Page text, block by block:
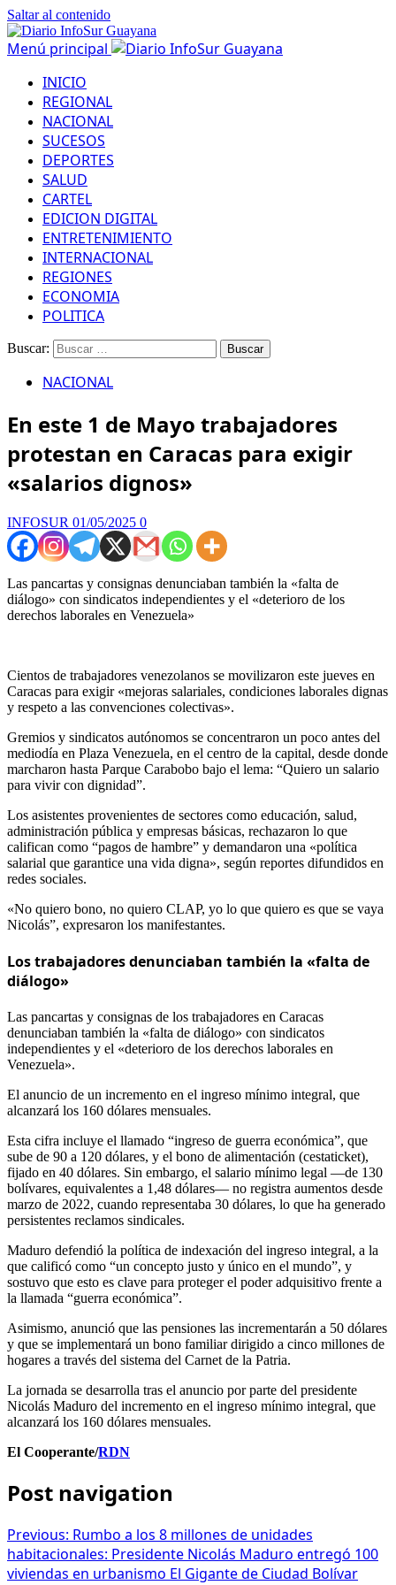
Saltar al contenido
Menú principal
INICIO
REGIONAL
NACIONAL
SUCESOS
DEPORTES
SALUD
CARTEL
EDICION DIGITAL
ENTRETENIMIENTO
INTERNACIONAL
REGIONES
ECONOMIA
POLITICA
Buscar:
NACIONAL
En este 1 de Mayo trabajadores
protestan en Caracas para exigir
«salarios dignos»
INFOSUR 01/05/2025 0
Las pancartas y consignas denunciaban también la «falta de
diálogo» con sindicatos independientes y el «deterioro de los
derechos laborales en Venezuela»
Cientos de trabajadores venezolanos se movilizaron este jueves en
Caracas para exigir «mejoras salariales, condiciones laborales dignas
y respeto a las convenciones colectivas».
Gremios y sindicatos autónomos se concentraron un poco antes del
mediodía en Plaza Venezuela, en el centro de la capital, desde donde
marcharon hasta Parque Carabobo bajo el lema: “Quiero un salario
para vivir con dignidad”.
Los asistentes provenientes de sectores como educación, salud,
administración pública y empresas básicas, rechazaron lo que
califican como “pagos de hambre” y demandaron una «política
salarial que garantice una vida digna», según reportes difundidos en
redes sociales.
«No quiero bono, no quiero CLAP, yo lo que quiero es que se vaya
Nicolás”, expresaron los manifestantes.
Los trabajadores denunciaban también la «falta de
diálogo»
Las pancartas y consignas de los trabajadores en Caracas
denunciaban también la «falta de diálogo» con sindicatos
independientes y el «deterioro de los derechos laborales en
Venezuela».
El anuncio de un incremento en el ingreso mínimo integral, que
alcanzará los 160 dólares mensuales.
Esta cifra incluye el llamado “ingreso de guerra económica”, que
sube de 90 a 120 dólares, y el bono de alimentación (cestaticket),
fijado en 40 dólares. Sin embargo, el salario mínimo legal —de 130
bolívares, equivalentes a 1,48 dólares— no registra aumentos desde
marzo de 2022, cuando representaba 30 dólares, lo que ha generado
persistentes reclamos sindicales.
Maduro defendió la política de indexación del ingreso integral, a la
que calificó como “un concepto justo y único en el mundo”, y
sostuvo que esto es clave para proteger el poder adquisitivo frente a
la llamada “guerra económica”.
Asimismo, anunció que las pensiones las incrementarán a 50 dólares
y que se implementará un bono familiar dirigido a cinco millones de
hogares a través del sistema del Carnet de la Patria.
La jornada se desarrolla tras el anuncio por parte del presidente
Nicolás Maduro del incremento en el ingreso mínimo integral, que
alcanzará los 160 dólares mensuales.
El Cooperante/RDN
Post navigation
Previous: Rumbo a los 8 millones de unidades
habitacionales: Presidente Nicolás Maduro entregó 100
viviendas en urbanismo El Gigante de Ciudad Bolívar